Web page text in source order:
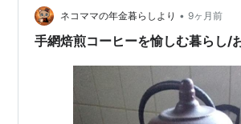
ネコママの年金暮らしより • 9ヶ月前
手網焙煎コーヒーを愉しむ暮らし/